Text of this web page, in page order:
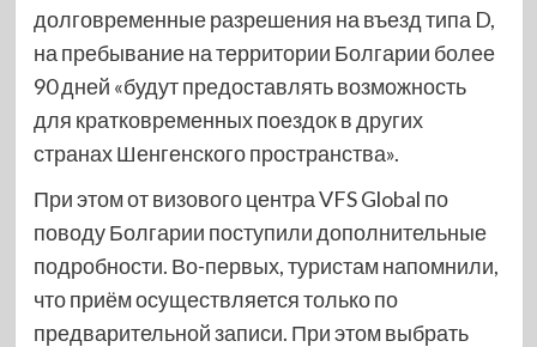
долговременные разрешения на въезд типа D,
на пребывание на территории Болгарии более
90 дней «будут предоставлять возможность
для кратковременных поездок в других
странах Шенгенского пространства».
При этом от визового центра VFS Global по
поводу Болгарии поступили дополнительные
подробности. Во-первых, туристам напомнили,
что приём осуществляется только по
предварительной записи. При этом выбрать